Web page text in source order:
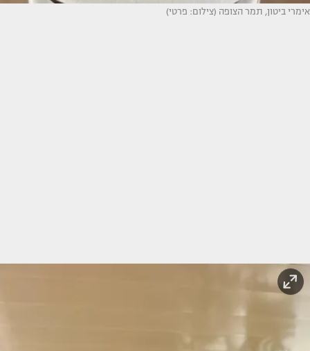
אימרי ביטון, תמר הצופה (צילום: פרטי)